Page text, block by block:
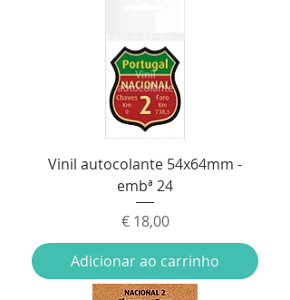
Vinil autocolante 54x64mm -
embª 24
Preço
€ 18,00
Adicionar ao carrinho